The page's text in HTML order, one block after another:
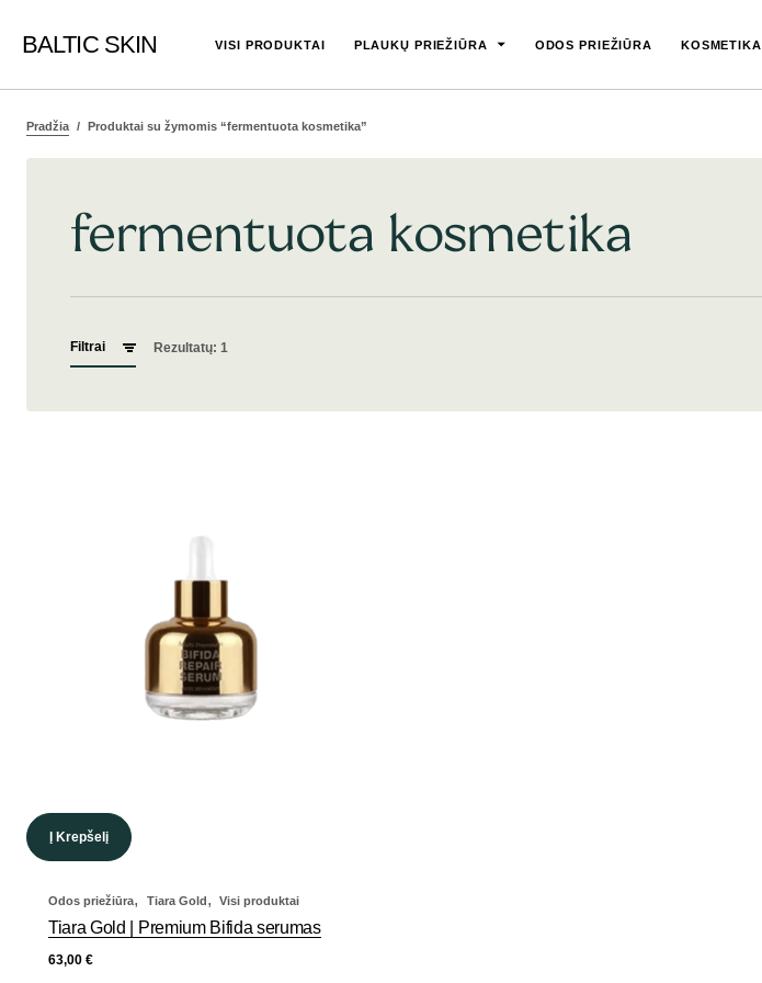
BALTIC SKIN VISI PRODUKTAI PLAUKŲ PRIEŽIŪRA ODOS PRIEŽIŪRA KOSMETIKA
Pradžia Produktai su žymomis “fermentuota kosmetika”
fermentuota kosmetika
Filtrai Rezultatų: 1
Į Krepšelį
Odos priežiūra, Tiara Gold, Visi produktai
Tiara Gold | Premium Bifida serumas
63,00 €